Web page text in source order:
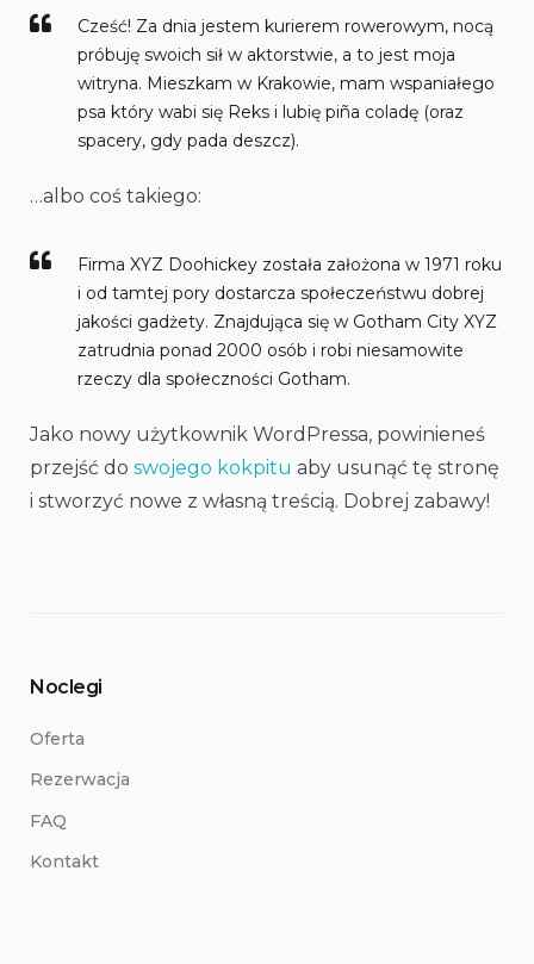
Cześć! Za dnia jestem kurierem rowerowym, nocą
próbuję swoich sił w aktorstwie, a to jest moja
witryna. Mieszkam w Krakowie, mam wspaniałego
psa który wabi się Reks i lubię piña coladę (oraz
spacery, gdy pada deszcz).
…albo coś takiego:
Firma XYZ Doohickey została założona w 1971 roku
i od tamtej pory dostarcza społeczeństwu dobrej
jakości gadżety. Znajdująca się w Gotham City XYZ
zatrudnia ponad 2000 osób i robi niesamowite
rzeczy dla społeczności Gotham.
Jako nowy użytkownik WordPressa, powinieneś
przejść do swojego kokpitu aby usunąć tę stronę
i stworzyć nowe z własną treścią. Dobrej zabawy!
Noclegi
Oferta
Rezerwacja
FAQ
Kontakt